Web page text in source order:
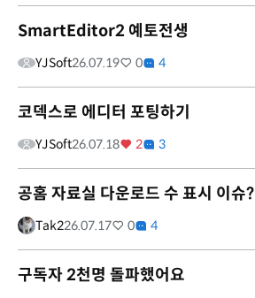
SmartEditor2 예토전생
YJSoft26.07.19 0 4
코덱스로 에디터 포팅하기
YJSoft26.07.18 2 3
공홈 자료실 다운로드 수 표시 이슈?
Tak226.07.17 0 4
구독자 2천명 돌파했어요